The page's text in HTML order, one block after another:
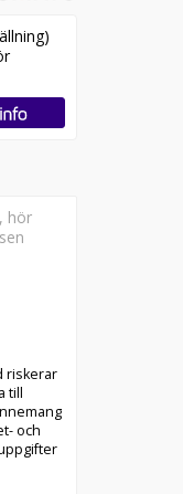
hör
riskerar
till
och